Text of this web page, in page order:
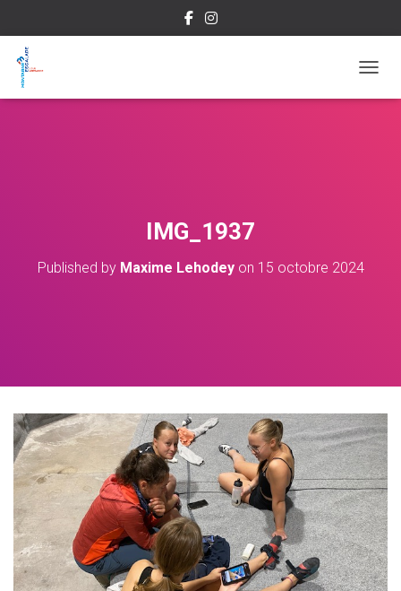
IMG_1937
Published by Maxime Lehodeyon 15 octobre 2024